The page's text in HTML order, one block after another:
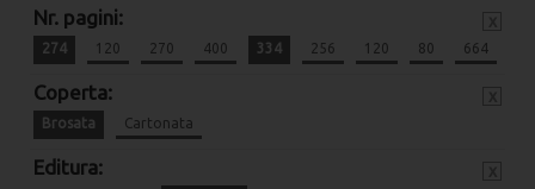
Nr. pagini:
274 120 270 400 334 256 120 80 664
Coperta:
Brosata Cartonata
Editura: